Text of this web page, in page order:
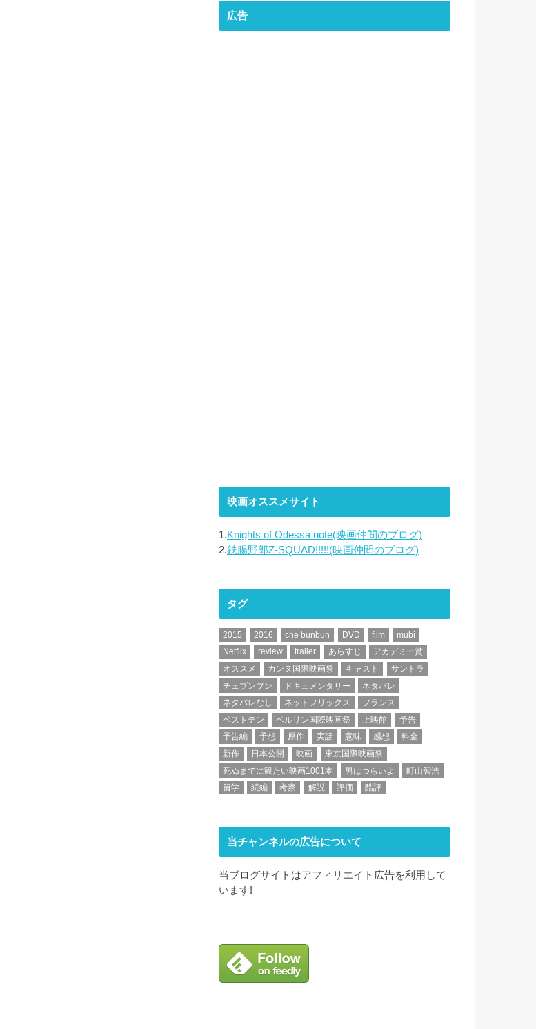
広告
映画オススメサイト
1.Knights of Odessa note(映画仲間のブログ)
2.鉄腸野郎Z-SQUAD!!!!!(映画仲間のブログ)
タグ
2015 2016 che bunbun DVD film
mubi
Netflix
review trailer あらすじ
アカデミー賞
オススメ
カンヌ国際映画祭 キャスト
サントラ
チェブンブン
ドキュメンタリー
ネタバレ
ネタバレなし
ネットフリックス
フランス
ベストテン
ベルリン国際映画祭 上映館
予告
予告編
予想 原作 実話 意味 感想
料金
新作
日本公開 映画
東京国際映画祭
死ぬまでに観たい映画1001本
男はつらいよ
町山智浩
留学
続編 考察 解説 評価 酷評
当チャンネルの広告について
当ブログサイトはアフィリエイト広告を利用して
います!